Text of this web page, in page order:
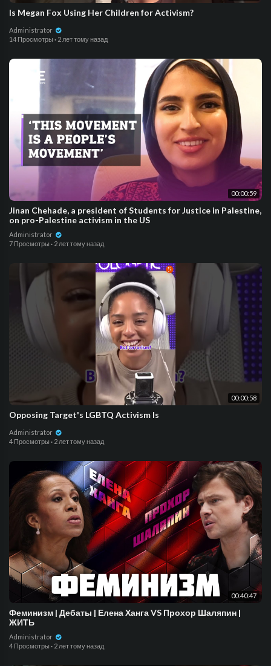
Is Megan Fox Using Her Children for Activism?
Administrator
14 Просмотры · 2 лет тому назад
00:00:59
Jinan Chehade, a president of Students for Justice in Palestine,
on pro-Palestine activism in the US
Administrator
7 Просмотры · 2 лет тому назад
00:00:58
Opposing Target's LGBTQ Activism Is
Administrator
4 Просмотры · 2 лет тому назад
00:40:47
Феминизм | Дебаты | Елена Ханга VS Прохор Шаляпин |
ЖИТЬ
Administrator
4 Просмотры · 2 лет тому назад